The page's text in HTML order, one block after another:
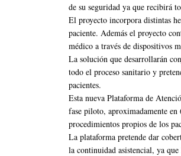
de su seguridad ya que recibirá
El proyecto incorpora distintas
paciente. Además el proyecto
médico a través de dispositivos
La solución que desarrollarán
todo el proceso sanitario y
pacientes.
Esta nueva Plataforma de
fase piloto, aproximadamente en
procedimientos propios de los
La plataforma pretende dar
la continuidad asistencial, ya